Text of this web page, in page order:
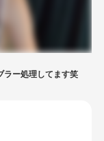
ラー処理してます笑